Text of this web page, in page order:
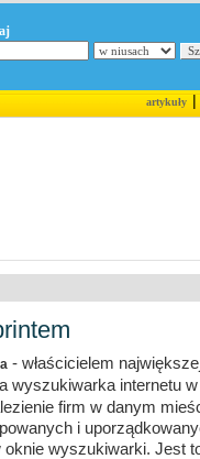
artykuły|
- właścicielem
wyszukiwarka internetu
firm w danym
i
wyszukiwarki. Jest